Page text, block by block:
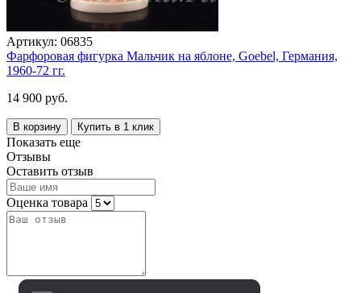
Артикул: 06835
Фарфоровая фигурка Мальчик на яблоне, Goebel, Германия,
1960-72 гг.
14 900 руб.
В корзину Купить в 1 клик
Показать еще
Отзывы
Оставить отзыв
Оценка товара